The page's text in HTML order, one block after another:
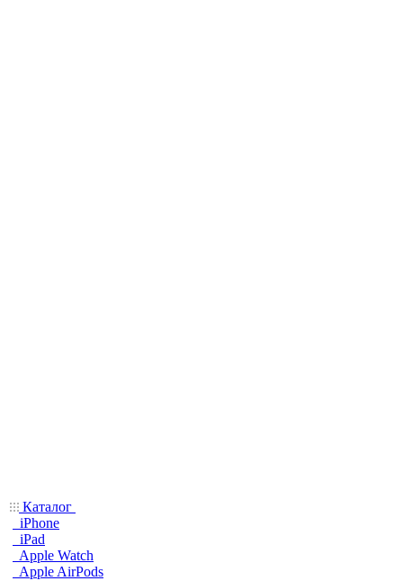
Каталог
iPhone
iPad
Apple Watch
Apple AirPods